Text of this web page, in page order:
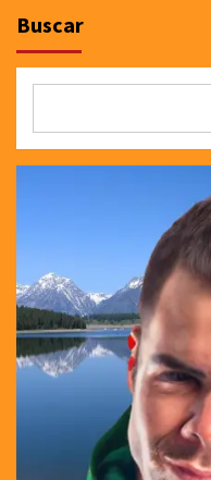
Buscar